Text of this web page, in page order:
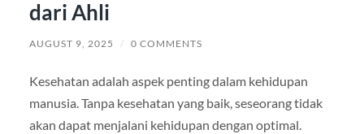
dari Ahli
AUGUST 9, 2025 / 0 COMMENTS
Kesehatan adalah aspek penting dalam kehidupan
manusia. Tanpa kesehatan yang baik, seseorang tidak
akan dapat menjalani kehidupan dengan optimal.